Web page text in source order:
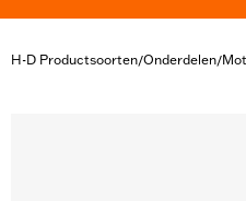
H-D Productsoorten/Onderdelen/